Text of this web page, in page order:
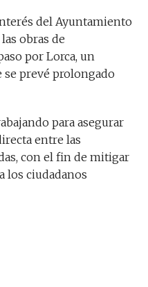
del Ayuntamiento
obras de
por Lorca, un
se prevé prolongado
para asegurar
entre las
con el fin de mitigar
los ciudadanos